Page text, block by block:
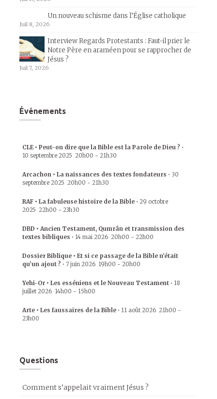
Un nouveau schisme dans l’Église catholique
Juil 8, 2026
Interview Regards Protestants : Faut-il prier le
Notre Père en araméen pour se rapprocher de
Jésus ?
Juil 7, 2026
Événements
CLE • Peut-on dire que la Bible est la Parole de Dieu ? •
10 septembre 2025 20h00 - 21h30
Arcachon • La naissances des textes fondateurs • 30
septembre 2025 20h00 - 21h30
RAF • La fabuleuse histoire de la Bible • 29 octobre
2025 22h00 - 23h30
DBD • Ancien Testament, Qumrân et transmission des
textes bibliques • 14 mai 2026 20h00 - 22h00
Dossier Biblique • Et si ce passage de la Bible n’était
qu’un ajout ? • 7 juin 2026 19h00 - 20h00
Yehi-Or • Les esséniens et le Nouveau Testament • 18
juillet 2026 14h00 - 15h00
Arte • Les faussaires de la Bible • 11 août 2026 21h00 -
23h00
Questions
Comment s’appelait vraiment Jésus ?